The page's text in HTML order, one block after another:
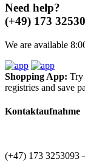
für Luft und
langlebig.Sie
Ballon Set sind
verschiedene
Lieferumfang:
Gold 2x 32"
ACHTUNG!
Need help?
(+49) 173
We are available
Shopping App: Try
registries and save
Kontaktaufnahme
(+47) 173 3253093